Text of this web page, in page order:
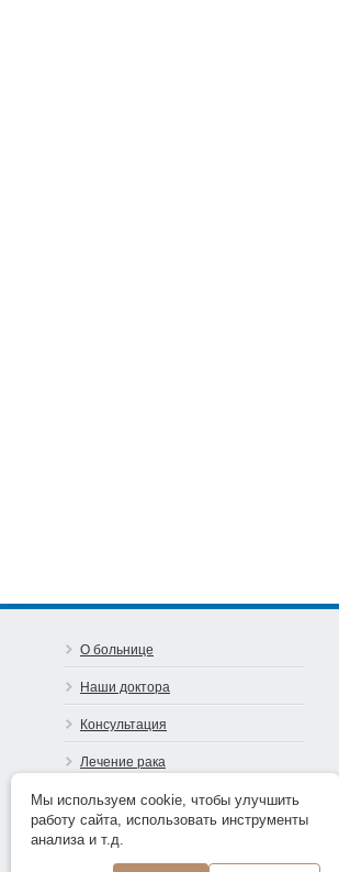
О больнице
Наши доктора
Консультация
Лечение рака
Предупреди рак
Контакты
Мы используем cookie, чтобы улучшить
работу сайта, использовать инструменты
анализа и т.д.